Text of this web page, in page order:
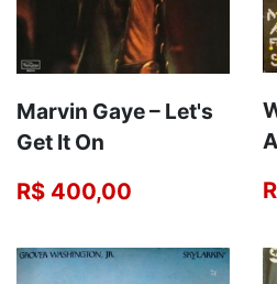
Marvin Gaye – Let's
Get It On
R$ 400,00